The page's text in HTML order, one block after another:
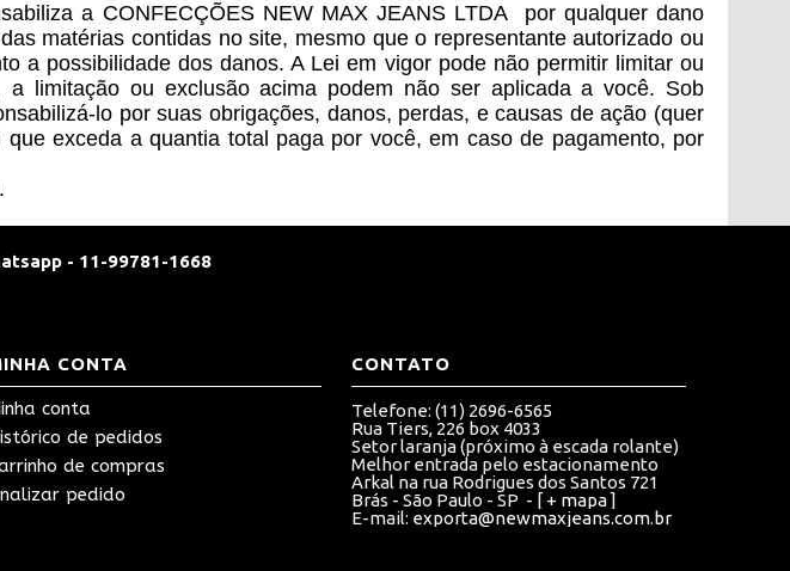
a CONFECÇÕES NEW MAX JEANS LTDA por qualquer dano
matérias contidas no site, mesmo que o representante autorizado ou
a possibilidade dos danos. A Lei em vigor pode não permitir limitar ou
limitação ou exclusão acima podem não ser aplicada a você. Sob
lo por suas obrigações, danos, perdas, e causas de ação (quer
exceda a quantia total paga por você, em caso de pagamento, por
- 11-99781-1668
CONTA
conta
de pedidos
de compras
pedido
CONTATO
Telefone: (11) 2696-6565
Rua Tiers, 226 box 4033
Setor laranja (próximo à escada rolante)
Melhor entrada pelo estacionamento
Arkal na rua Rodrigues dos Santos 721
Brás - São Paulo - SP - [+ mapa]
E-mail: exporta@newmaxjeans.com.br